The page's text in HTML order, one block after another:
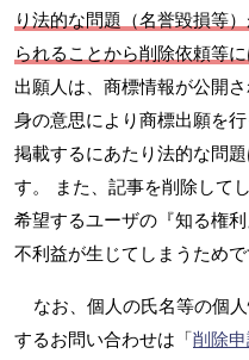
り法的な問題（名誉毀損等
られることから削除依頼等
出願人は、商標情報が公開
身の意思により商標出願を
掲載するにあたり法的な問
す。 また、記事を削除して
希望するユーザの『知る権
不利益が生じてしまうためで
なお、個人の氏名等の個
するお問い合わせは「削除